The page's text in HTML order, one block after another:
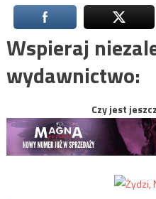
Wspieraj
wydawnictwo:
Czy jest